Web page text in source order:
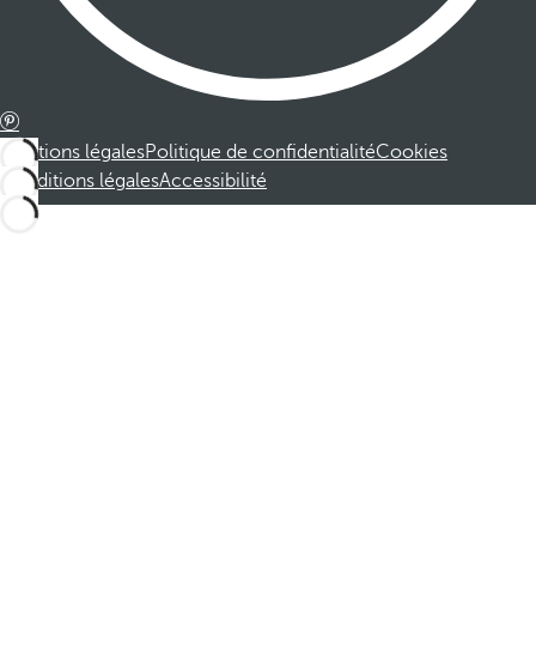
Mentions légalesPolitique de confidentialitéCookies
Conditions légalesAccessibilité